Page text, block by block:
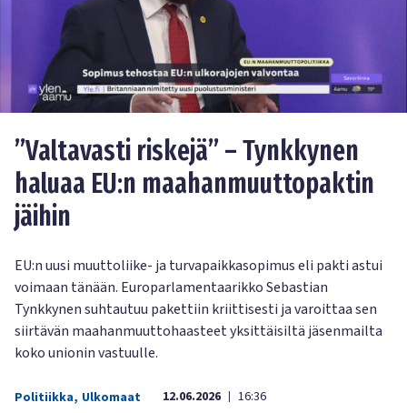
”Valtavasti riskejä” – Tynkkynen
haluaa EU:n maahanmuuttopaktin
jäihin
EU:n uusi muuttoliike- ja turvapaikkasopimus eli pakti astui
voimaan tänään. Europarlamentaarikko Sebastian
Tynkkynen suhtautuu pakettiin kriittisesti ja varoittaa sen
siirtävän maahanmuuttohaasteet yksittäisiltä jäsenmailta
koko unionin vastuulle.
Politiikka, Ulkomaat 12.06.2026 | 16:36